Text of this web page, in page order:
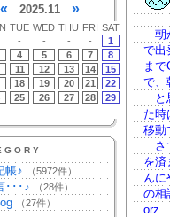
« 2025.11 »
TUE WED THU FRI SAT
- - - -
1
4 5 6 7
8
11 12 13 14
15
18 19 20 21
22
25 26 27 28
29
- - - - -
帳♪ （5972件）
･･･♪ （28件）
（27件）
朝
で出
ま
で、
と
た時
移動
さ
を済
んに
の相
orz